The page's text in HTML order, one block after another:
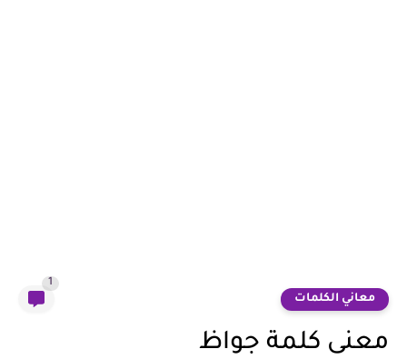
معاني الكلمات
1
معنى كلمة جواظ